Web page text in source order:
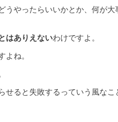
やったらいいかとか、何が
はありえないわけですよ。
よね。
ると失敗するっていう風な